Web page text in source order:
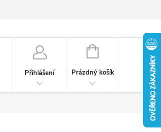
Přihlášení
NÁKUPNÍ
Prázdný košík